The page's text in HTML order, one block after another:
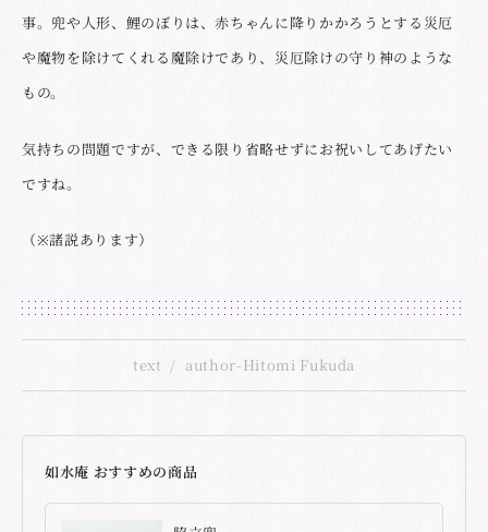
事。兜や人形、鯉のぼりは、赤ちゃんに降りかかろうとする災厄
や魔物を除けてくれる魔除けであり、災厄除けの守り神のような
もの。
気持ちの問題ですが、できる限り省略せずにお祝いしてあげたい
ですね。
（※諸説あります）
text author-Hitomi Fukuda
如水庵 おすすめの商品